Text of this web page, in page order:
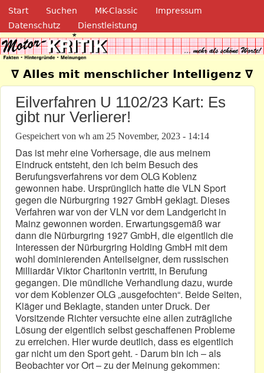
Direkt zum Inhalt
Navigation
Start Suchen MK-Classic
Impressum
Datenschutz
Dienstleistung
Motor-Kritik.de
∇ Alles mit menschlicher Intelligenz ∇
Eilverfahren U 1102/23 Kart: Es
gibt nur Verlierer!
Gespeichert von wh am 25 November, 2023 - 14:14
Das ist mehr eine Vorhersage, die aus meinem
Eindruck entsteht, den ich beim Besuch des
Berufungsverfahrens vor dem OLG Koblenz
gewonnen habe. Ursprünglich hatte die VLN Sport
gegen die Nürburgring 1927 GmbH geklagt. Dieses
Verfahren war von der VLN vor dem Landgericht in
Mainz gewonnen worden. Erwartungsgemäß war
dann die Nürburgring 1927 GmbH, die eigentlich die
Interessen der Nürburgring Holding GmbH mit dem
wohl dominierenden Anteilseigner, dem russischen
Milliardär Viktor Charitonin vertritt, in Berufung
gegangen. Die mündliche Verhandlung dazu, wurde
vor dem Koblenzer OLG „ausgefochten“. Beide Seiten,
Kläger und Beklagte, standen unter Druck. Der
Vorsitzende Richter versuchte eine allen zuträgliche
Lösung der eigentlich selbst geschaffenen Probleme
zu erreichen. Hier wurde deutlich, dass es eigentlich
gar nicht um den Sport geht. - Darum bin ich – als
Beobachter vor Ort – zu der Meinung gekommen: